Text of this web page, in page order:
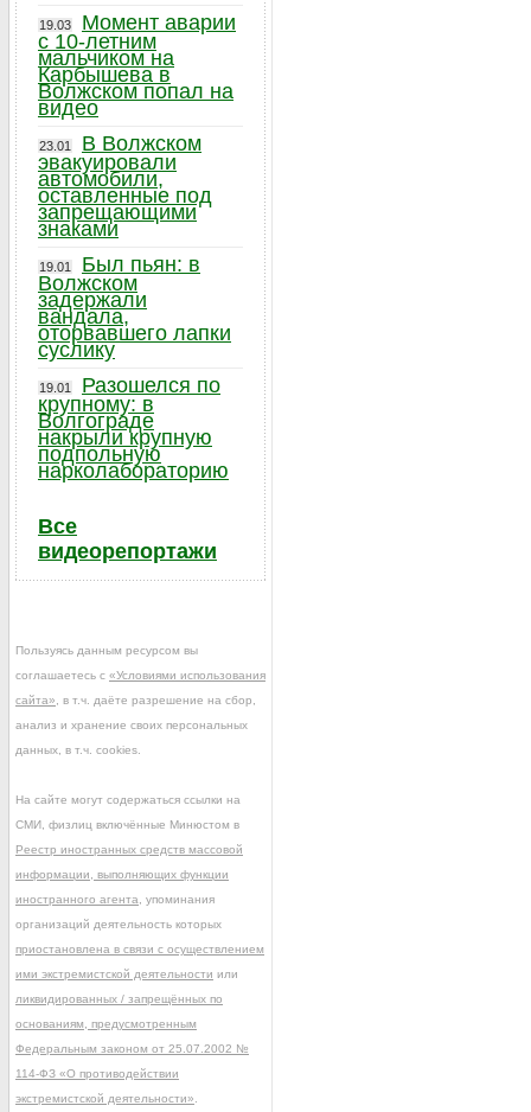
19.03
Момент аварии
с 10-летним
мальчиком на
Карбышева в
Волжском попал на
видео
23.01
В Волжском
эвакуировали
автомобили,
оставленные под
запрещающими
знаками
19.01
Был пьян: в
Волжском
задержали
вандала,
оторвавшего лапки
суслику
19.01
Разошелся по
крупному: в
Волгограде
накрыли крупную
подпольную
нарколабораторию
Все
видеорепортажи
Пользуясь данным ресурсом вы
соглашаетесь с «Условиями использования
сайта» , в т.ч. даёте разрешение на сбор,
анализ и хранение своих персональных
данных, в т.ч. cookies.
На сайте могут содержаться ссылки на
СМИ, физлиц включённые Минюстом в
Реестр иностранных средств массовой
информации, выполняющих функции
иностранного агента , упоминания
организаций деятельность которых
приостановлена в связи с осуществлением
ими экстремистской деятельности или
ликвидированных / запрещённых по
основаниям, предусмотренным
Федеральным законом от 25.07.2002 №
114-ФЗ «О противодействии
экстремистской деятельности»